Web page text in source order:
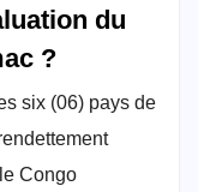
du
?
six (06) pays de
Congo